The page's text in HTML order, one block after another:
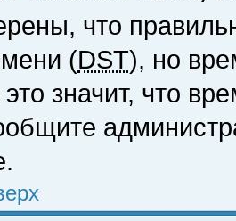
что
(DST), но
значит, что